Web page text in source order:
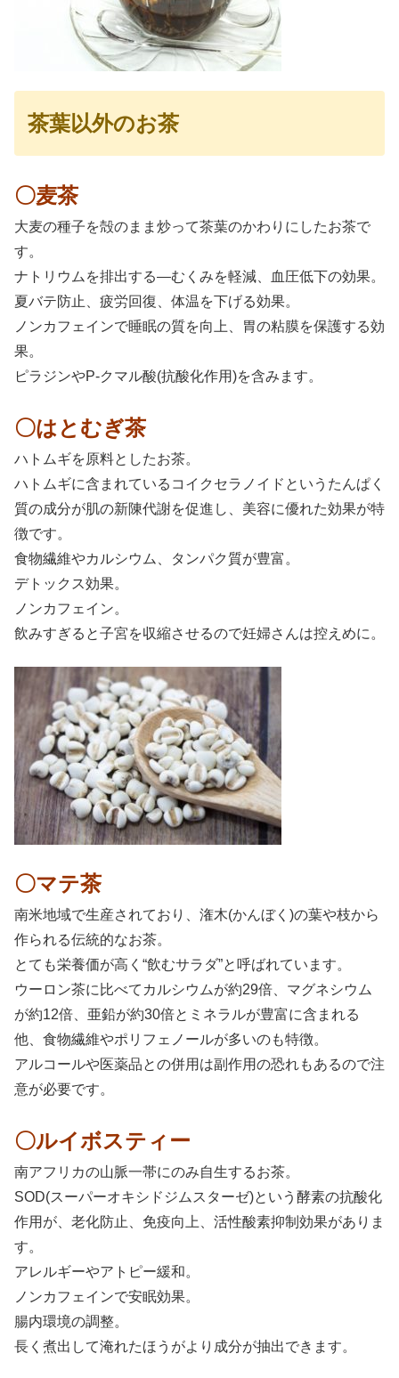
茶葉以外のお茶
〇麦茶
大麦の種子を殻のまま炒って茶葉のかわりにしたお茶で
す。
ナトリウムを排出する―むくみを軽減、血圧低下の効果。
夏バテ防止、疲労回復、体温を下げる効果。
ノンカフェインで睡眠の質を向上、胃の粘膜を保護する効
果。
ピラジンやP-クマル酸(抗酸化作用)を含みます。
〇はとむぎ茶
ハトムギを原料としたお茶。
ハトムギに含まれているコイクセラノイドというたんぱく
質の成分が肌の新陳代謝を促進し、美容に優れた効果が特
徴です。
食物繊維やカルシウム、タンパク質が豊富。
デトックス効果。
ノンカフェイン。
飲みすぎると子宮を収縮させるので妊婦さんは控えめに。
〇マテ茶
南米地域で生産されており、潅木(かんぼく)の葉や枝から
作られる伝統的なお茶。
とても栄養価が高く“飲むサラダ”と呼ばれています。
ウーロン茶に比べてカルシウムが約29倍、マグネシウム
が約12倍、亜鉛が約30倍とミネラルが豊富に含まれる
他、食物繊維やポリフェノールが多いのも特徴。
アルコールや医薬品との併用は副作用の恐れもあるので注
意が必要です。
〇ルイボスティー
南アフリカの山脈一帯にのみ自生するお茶。
SOD(スーパーオキシドジムスターゼ)という酵素の抗酸化
作用が、老化防止、免疫向上、活性酸素抑制効果がありま
す。
アレルギーやアトピー緩和。
ノンカフェインで安眠効果。
腸内環境の調整。
長く煮出して淹れたほうがより成分が抽出できます。